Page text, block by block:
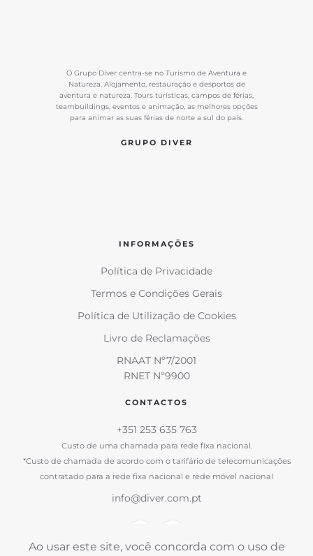
O Grupo Diver centra-se no Turismo de Aventura e
Natureza. Alojamento, restauração e desportos de
aventura e natureza. Tours turísticas, campos de férias,
teambuildings, eventos e animação, as melhores opções
para animar as suas férias de norte a sul do país.
GRUPO DIVER
INFORMAÇÕES
Política de Privacidade
Termos e Condições Gerais
Política de Utilização de Cookies
Livro de Reclamações
RNAAT Nº7/2001
RNET Nº9900
CONTACTOS
+351 253 635 763
Custo de uma chamada para rede fixa nacional.
*Custo de chamada de acordo com o tarifário de telecomunicações
contratado para a rede fixa nacional e rede móvel nacional
info@diver.com.pt
Ao usar este site, você concorda com o uso de